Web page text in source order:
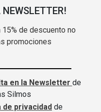
NEWSLETTER!
de descuento no
promociones
en la Newsletter de
Silmos
de privacidad de